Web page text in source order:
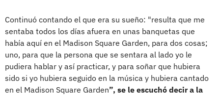
Continuó contando el que era su sueño: "resulta que me
sentaba todos los días afuera en unas banquetas que
había aquí en el Madison Square Garden, para dos cosas;
uno, para que la persona que se sentara al lado yo le
pudiera hablar y así practicar, y para soñar que hubiera
sido si yo hubiera seguido en la música y hubiera cantado
en el Madison Square Garden”, se le escuchó decir a la